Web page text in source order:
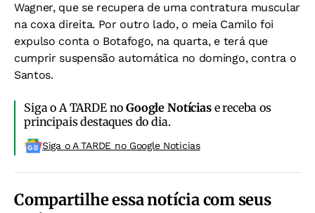
Wagner, que se recupera de uma contratura muscular
na coxa direita. Por outro lado, o meia Camilo foi
expulso conta o Botafogo, na quarta, e terá que
cumprir suspensão automática no domingo, contra o
Santos.
Siga o A TARDE noGoogle Notíciase receba os
principais destaques do dia.
Siga o A TARDE no Google Noticias
Compartilhe essa notícia com seus